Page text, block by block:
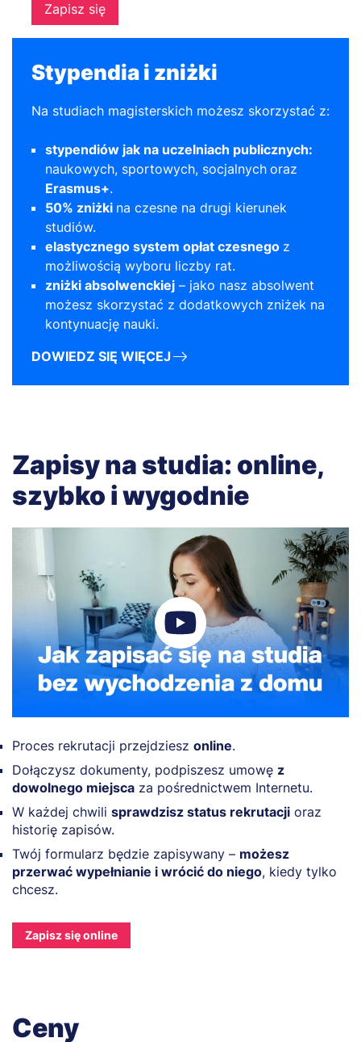
Zapisz się
Stypendia i zniżki
Na studiach magisterskich możesz skorzystać z:
stypendiów jak na uczelniach publicznych:
naukowych, sportowych, socjalnych oraz
Erasmus+.
50% zniżki na czesne na drugi kierunek
studiów.
elastycznego system opłat czesnego z
możliwością wyboru liczby rat.
zniżki absolwenckiej – jako nasz absolwent
możesz skorzystać z dodatkowych zniżek na
kontynuację nauki.
DOWIEDZ SIĘ WIĘCEJ
Zapisy na studia: online,
szybko i wygodnie
Proces rekrutacji przejdziesz online.
Dołączysz dokumenty, podpiszesz umowę z
dowolnego miejsca za pośrednictwem Internetu.
W każdej chwili sprawdzisz status rekrutacji oraz
historię zapisów.
Twój formularz będzie zapisywany – możesz
przerwać wypełnianie i wrócić do niego, kiedy tylko
chcesz.
Zapisz się online
Ceny